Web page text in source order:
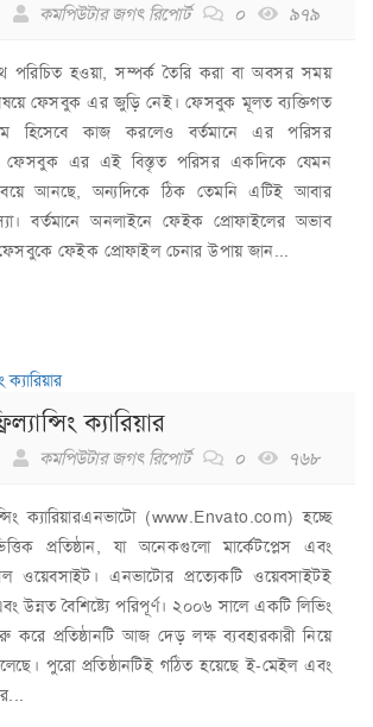
কমপিউটার জগৎ রিপোর্ট ০ ৯৭৯
পরিচিত হওয়া, সম্পর্ক তৈরি করা বা অবসর সময়
ফেসবুক এর জুড়ি নেই। ফেসবুক মূলত ব্যক্তিগত
হিসেবে কাজ করলেও বর্তমানে এর পরিসর
ফেসবুক এর এই বিস্তৃত পরিসর একদিকে যেমন
আনছে, অন্যদিকে ঠিক তেমনি এটিই আবার
বর্তমানে অনলাইনে ফেইক প্রোফাইলের অভাব
ফেইক প্রোফাইল চেনার উপায় জান...
ক্যারিয়ার
কমপিউটার জগৎ রিপোর্ট ০ ৭৬৮
ক্যারিয়ারএনভাটো (www.Envato.com) হচ্ছে
প্রতিষ্ঠান, যা অনেকগুলো মার্কেটপ্লেস এবং
ওয়েবসাইট। এনভাটোর প্রত্যেকটি ওয়েবসাইটই
উন্নত বৈশিষ্ট্যে পরিপূর্ণ। ২০০৬ সালে একটি লিভিং
করে প্রতিষ্ঠানটি আজ দেড় লক্ষ ব্যবহারকারী নিয়ে
পুরো প্রতিষ্ঠানটিই গঠিত হয়েছে ই-মেইল এবং